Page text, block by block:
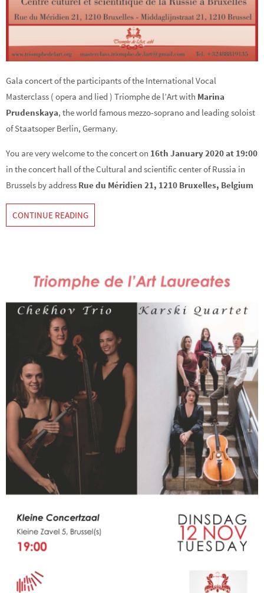
Gala concert of the participants of the International Vocal
Masterclass ( opera and lied ) Triomphe de l’Art with Marina
Prudenskaya, the world famous mezzo-soprano and leading soloist
of Staatsoper Berlin, Germany.
You are very welcome to the concert on 16th January 2020 at 19:00
in the concert hall of the Cultural and scientific center of Russia in
Brussels by address Rue du Méridien 21, 1210 Bruxelles, Belgium
CONTINUE READING